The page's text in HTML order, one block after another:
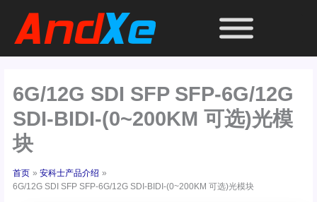
6G/12G SDI SFP SFP-6G/12G
SDI-BIDI-(0~200KM 可选)光模
块
首页
安科士产品介绍
6G/12G SDI SFP SFP-6G/12G SDI-BIDI-(0~200KM 可选)光模块